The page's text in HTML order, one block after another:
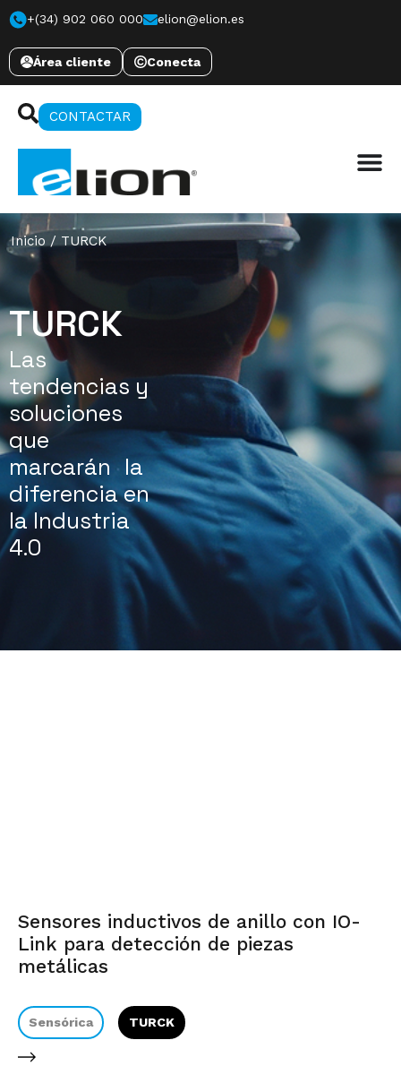
+(34) 902 060 000 elion@elion.es
Área cliente Conecta
CONTACTAR
Inicio / TURCK
TURCK
Las
tendencias y
soluciones
que
marcarán la
diferencia en
la Industria
4.0
Sensores inductivos de anillo con IO-
Link para detección de piezas
metálicas
Sensórica TURCK